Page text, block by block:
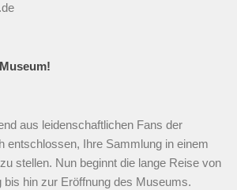
aus leidenschaftlichen Fans der
entschlossen, Ihre Sammlung in einem
stellen. Nun beginnt die lange Reise von
bis hin zur Eröffnung des Museums.